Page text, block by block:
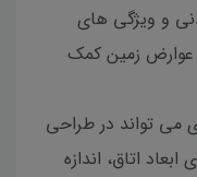
و ویژگی های
عوارض زمین کمک
می تواند در طراحی
اتاق، اندازه